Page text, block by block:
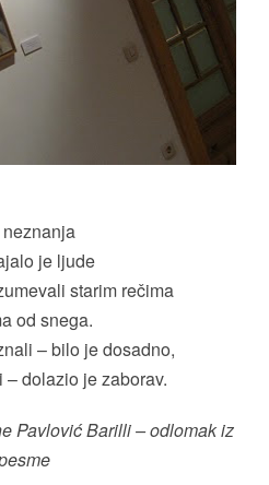
je ljude
starim rečima
od snega.
– bilo je dosadno,
– dolazio je zaborav.
Pavlović Barilli– odlomak iz